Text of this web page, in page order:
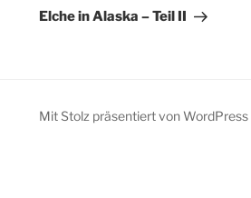
Beitrag
Elche in Alaska – Teil II
Mit Stolz präsentiert von WordPress